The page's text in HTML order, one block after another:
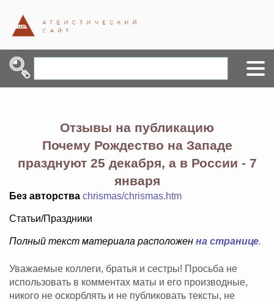
Отзывы на публикацию
Почему Рождество на Западе
празднуют 25 декабря, а в России - 7
января
Без авторства chrismas/chrismas.htm
Статьи/Праздники
Полный текст материала расположен на странице.
Уважаемые коллеги, братья и сестры! Просьба не
использовать в комментах маты и его производные,
никого не оскорблять и не публиковать тексты, не